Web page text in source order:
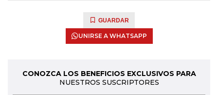
GUARDAR
UNIRSE A WHATSAPP
CONOZCA LOS BENEFICIOS EXCLUSIVOS PARA
NUESTROS SUSCRIPTORES